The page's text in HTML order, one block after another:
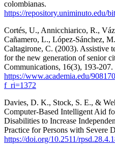
colombianas.
https://repository.uniminuto.edu/
Cortés, U., Annicchiarico, R.,
Cañamero, L., López-Sánchez,
Caltagirone, C. (2003). Assistive
for the new generation of senior
Communications, 16(3), 193-207.
https://www.academia.edu/
f_ri=1372
Davies, D. K., Stock, S. E., &
Computer-Based Intelligent Aid
Disabilities to Increase
Practice for Persons with Severe
https://doi.org/10.2511/